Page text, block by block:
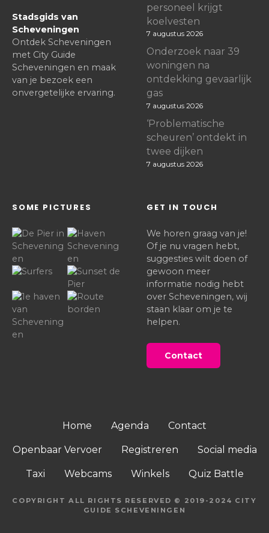
Stadsgids van
Scheveningen
Ontdek Scheveningen
met City Guide
Scheveningen en maak
van je bezoek een
onvergetelijke ervaring.
personeel krijgt
koelvesten
7 augustus 2026
Onderzoek naar 39
woningen na
ontdekking gevaarlijk
gas
7 augustus 2026
‘Problematische
scheuren’ ontdekt in
twee dijken
7 augustus 2026
SOME PICTURES GET IN TOUCH
We horen graag van je!
Of je nu vragen hebt,
suggesties wilt doen of
gewoon meer
informatie nodig hebt
over Scheveningen, wij
staan klaar om je te
helpen.
Contact
Home Agenda Contact
Openbaar Vervoer Registreren Social media
Taxi Webcams Winkels Quiz Battle
COPYRIGHT ALL RIGHTS RESERVED © 2019-2024 CITY
GUIDE SCHEVENINGEN